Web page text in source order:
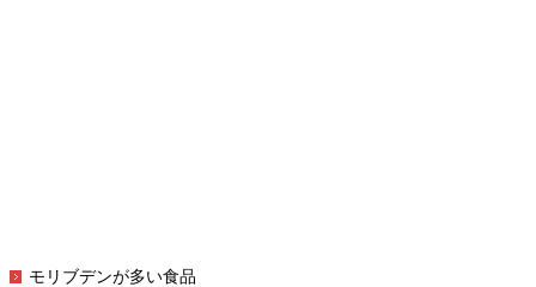
モリブデンが多い食品